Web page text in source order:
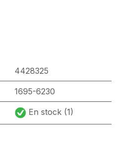
4428325
1695-6230
En stock (1)